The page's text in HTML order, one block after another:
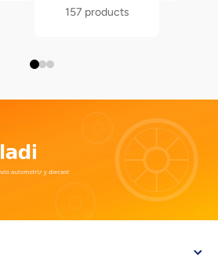
157 products